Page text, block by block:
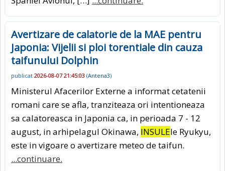
Avertizare de calatorie de la MAE pentru
Japonia: Vijelii si ploi torentiale din cauza
taifunului Dolphin
publicat 2026-08-07 21:45:03 (Antena3)
Ministerul Afacerilor Externe a informat cetatenii
romani care se afla, tranziteaza ori intentioneaza
sa calatoreasca in Japonia ca, in perioada 7 - 12
august, in arhipelagul Okinawa, INSULEle Ryukyu,
este in vigoare o avertizare meteo de taifun.
...continuare.